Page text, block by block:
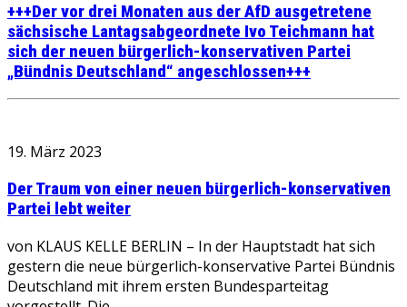
+++Der vor drei Monaten aus der AfD ausgetretene
sächsische Lantagsabgeordnete Ivo Teichmann hat
sich der neuen bürgerlich-konservativen Partei
„Bündnis Deutschland“ angeschlossen+++
19. März 2023
Der Traum von einer neuen bürgerlich-konservativen
Partei lebt weiter
von KLAUS KELLE BERLIN – In der Hauptstadt hat sich
gestern die neue bürgerlich-konservative Partei Bündnis
Deutschland mit ihrem ersten Bundesparteitag